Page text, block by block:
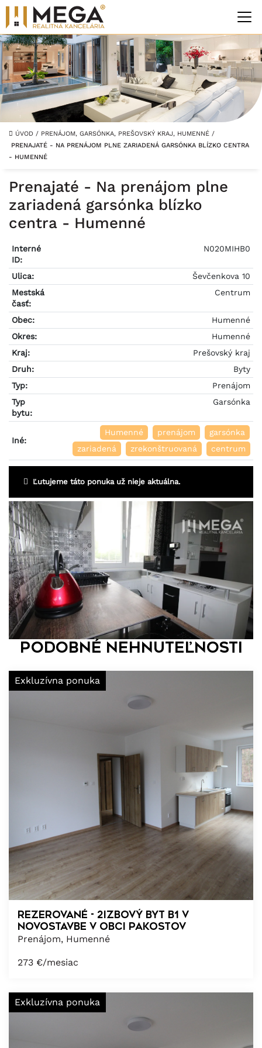
ÚVOD / PRENÁJOM, GARSÓNKA, PREŠOVSKÝ KRAJ, HUMENNÉ /
PRENAJATÉ - NA PRENÁJOM PLNE ZARIADENÁ GARSÓNKA BLÍZKO CENTRA
- HUMENNÉ
Prenajaté - Na prenájom plne
zariadená garsónka blízko
centra - Humenné
Interné
ID:
N020MIHB0
Ulica:
Ševčenkova 10
Mestská
časť:
Centrum
Obec:
Humenné
Okres:
Humenné
Kraj:
Prešovský kraj
Druh:
Byty
Typ:
Prenájom
Typ
bytu:
Garsónka
Iné:
Humenné prenájom
garsónka
zariadená
zrekonštruovaná centrum
Ľutujeme táto ponuka už nieje aktuálna.
Podobné nehnuteľnosti
Exkluzívna ponuka
REZEROVANÉ - 2izbový byt B1 v
novostavbe v obci Pakostov
Prenájom, Humenné
273 €/mesiac
Exkluzívna ponuka